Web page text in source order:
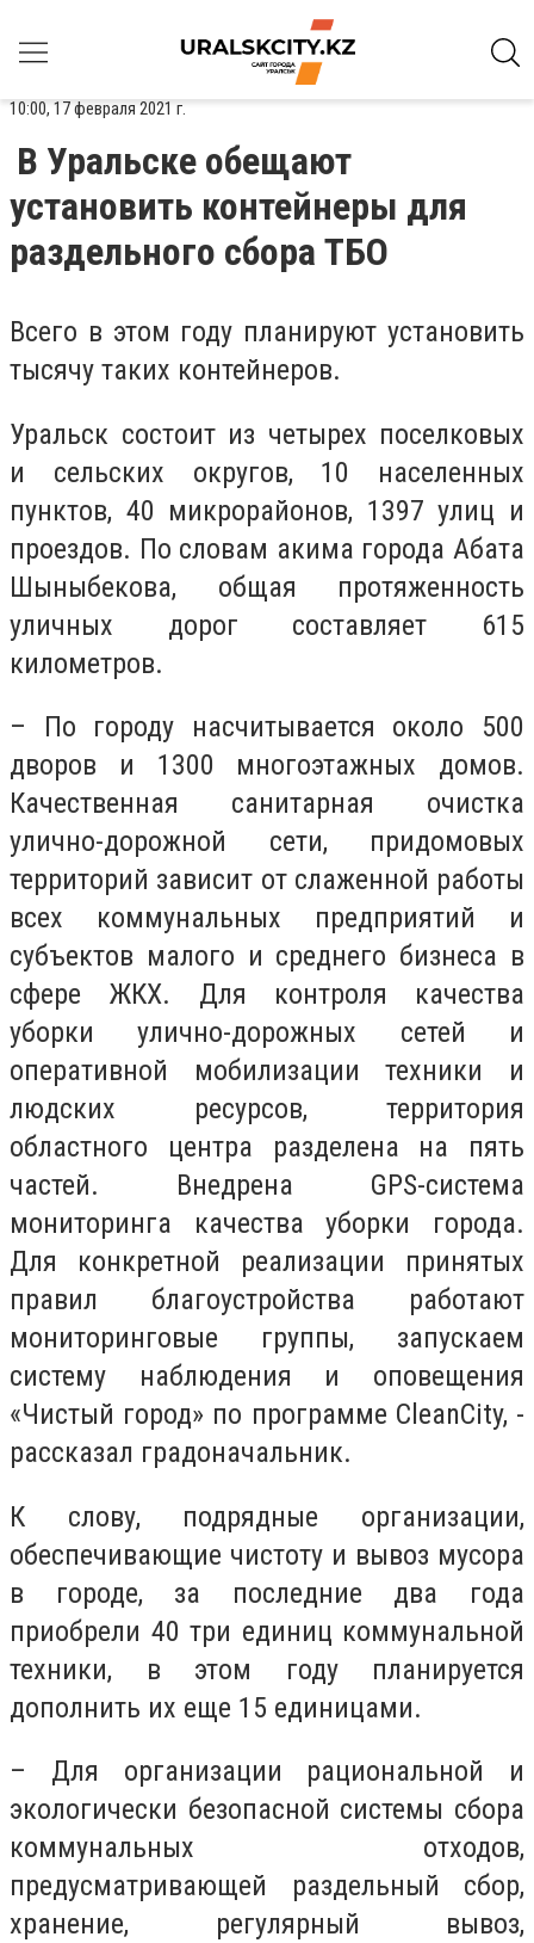
10:00, 17 февраля 2021 г.
В Уральске обещают
установить контейнеры для
раздельного сбора ТБО
Всего в этом году планируют установить
тысячу таких контейнеров.
Уральск состоит из четырех поселковых
и сельских округов, 10 населенных
пунктов, 40 микрорайонов, 1397 улиц и
проездов. По словам акима города Абата
Шыныбекова, общая протяженность
уличных дорог составляет 615
километров.
– По городу насчитывается около 500
дворов и 1300 многоэтажных домов.
Качественная санитарная очистка
улично-дорожной сети, придомовых
территорий зависит от слаженной работы
всех коммунальных предприятий и
субъектов малого и среднего бизнеса в
сфере ЖКХ. Для контроля качества
уборки улично-дорожных сетей и
оперативной мобилизации техники и
людских ресурсов, территория
областного центра разделена на пять
частей. Внедрена GPS-система
мониторинга качества уборки города.
Для конкретной реализации принятых
правил благоустройства работают
мониторинговые группы, запускаем
систему наблюдения и оповещения
«Чистый город» по программе CleanCity, -
рассказал градоначальник.
К слову, подрядные организации,
обеспечивающие чистоту и вывоз мусора
в городе, за последние два года
приобрели 40 три единиц коммунальной
техники, в этом году планируется
дополнить их еще 15 единицами.
– Для организации рациональной и
экологически безопасной системы сбора
коммунальных отходов,
предусматривающей раздельный сбор,
хранение, регулярный вывоз,